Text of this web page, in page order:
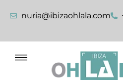
nuria@ibizaohlala.com